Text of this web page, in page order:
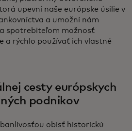
upevní naše európske úsilie v
a umožní nám
spotrebiteľom možnosť
a rýchlo používať ich vlastné
cesty európskych
podnikov
obísť historickú